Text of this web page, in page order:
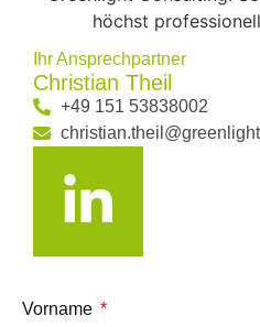
Ihr Ansprechpartner
Christian Theil
+49 151 53838002
Vorname